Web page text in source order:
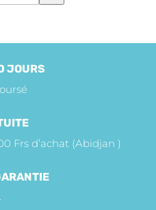
JOURS
Frs d’achat (Abidjan )